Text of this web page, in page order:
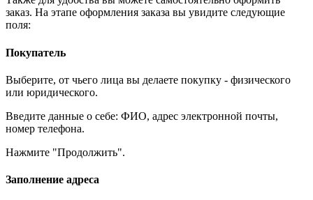
заказ. На этапе оформления заказа вы увидите следующие
поля:
Покупатель
Выберите, от чьего лица вы делаете покупку - физического
или юридического.
Введите данные о себе: ФИО, адрес электронной почты,
номер телефона.
Нажмите "Продолжить".
Заполнение адреса